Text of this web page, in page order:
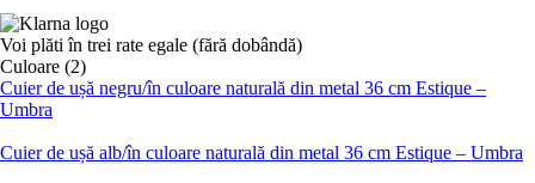
Voi plăti în trei rate egale (fără dobândă)
Culoare (2)
Cuier de ușă negru/în culoare naturală din metal 36 cm Estique –
Umbra
Cuier de ușă alb/în culoare naturală din metal 36 cm Estique – Umbra